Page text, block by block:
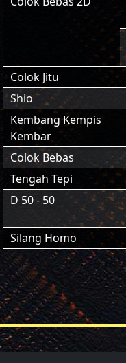
Colok Jitu
Shio
Kembang Kempis
Kembar
Colok Bebas
Tengah Tepi
D 50 - 50
Silang Homo